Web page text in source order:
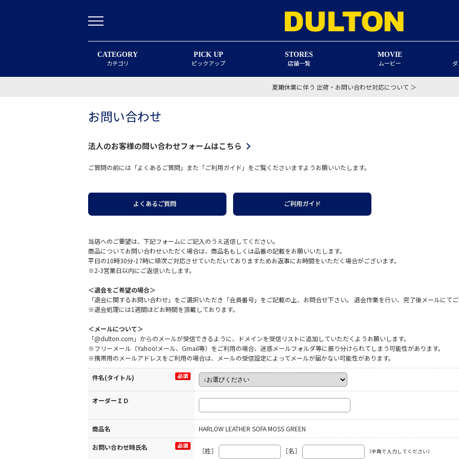
CATEGORY
カテゴリ
PICK UP
ピックアップ
STORES
店舗一覧
MOVIE
ムービー
夏期休業に伴う 出荷・お問い合わせ対応について ＞
お問い合わせ
法人のお客様の問い合わせフォームはこちら
ご質問の前には「よくあるご質問」また「ご利用ガイド」をご覧くださいますようお願いいたします。
当店へのご要望は、下記フォームにご記入のうえ送信してください。
商品についてお問い合わせいただく場合は、商品名もしくは品番の記載をお願いいたします。
平日の10時30分-17時に順次ご対応させていただいておりますためお返事にお時間をいただく場合がございます。
※2-3営業日以内にご返信いたします。
＜退会をご希望の場合＞
「退会に関するお問い合わせ」をご選択いただき「会員番号」をご記載の上、お問合せ下さい。 退会作業を行い、完了後メールにてご
※退会処理には1週間ほどお時間を頂戴しております。
＜メールについて＞
「@dulton.com」からのメールが受信できるように、ドメインを受信リストに追加していただくようお願いします。
※フリーメール（Yahoo!メール、Gmail等）をご利用の場合、迷惑メールフォルダ等に振り分けられてしまう可能性があります。
※携帯用のメールアドレスをご利用の場合は、メールの受信設定によってメールが届かない可能性があります。
件名(タイトル)
オーダーＩＤ
商品名 HARLOW LEATHER SOFA MOSS GREEN
お問い合わせ時氏名 ［姓］ ［名］ （全角で入力してください）